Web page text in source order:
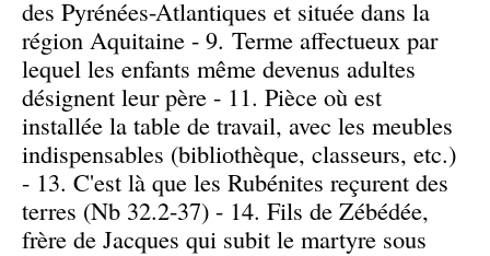
des Pyrénées-Atlantiques et située dans la
région Aquitaine - 9. Terme affectueux par
lequel les enfants même devenus adultes
désignent leur père - 11. Pièce où est
installée la table de travail, avec les meubles
indispensables (bibliothèque, classeurs, etc.)
- 13. C'est là que les Rubénites reçurent des
terres (Nb 32.2-37) - 14. Fils de Zébédée,
frère de Jacques qui subit le martyre sous